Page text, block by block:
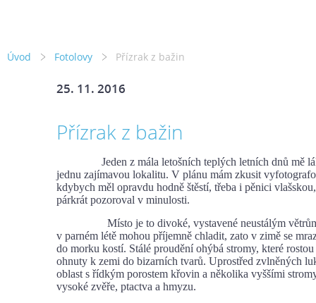
Úvod Fotolovy Přízrak z bažin
25. 11. 2016
Přízrak z bažin
Jeden z mála letošních teplých letních dnů mě
jednu zajímavou lokalitu. V plánu mám zkusit
kdybych měl opravdu hodně štěstí, třeba i pěnici
párkrát pozoroval v minulosti.
Místo je to divoké, vystavené neustálým
v parném létě mohou příjemně chladit, zato v zimě se
do morku kostí. Stálé proudění ohýbá stromy, které
ohnuty k zemi do bizarních tvarů. Uprostřed zvlněných
oblast s řídkým porostem křovin a několika vyššími
vysoké zvěře, ptactva a hmyzu.